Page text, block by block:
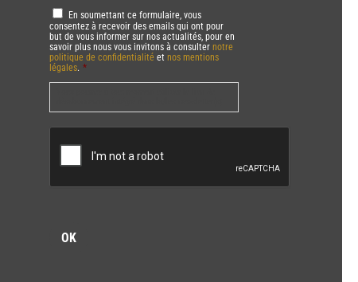
RGPD *
En soumettant ce formulaire, vous
consentez à recevoir des emails qui ont pour
but de vous informer sur nos actualités, pour en
savoir plus nous vous invitons à consulternotre
politique de confidentialité etnos mentions
légales. *